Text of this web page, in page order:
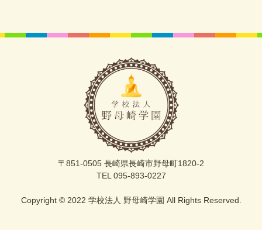
〒851-0505 長崎県長崎市野母町1820-2
TEL 095-893-0227
Copyright © 2022 学校法人 野母崎学園 All Rights Reserved.